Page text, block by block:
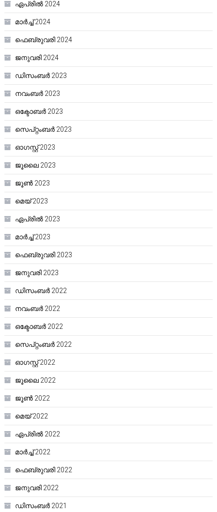
ഏപ്രിൽ 2024
മാർച്ച്‌ 2024
ഫെബ്രുവരി 2024
ജനുവരി 2024
ഡിസംബർ 2023
നവംബർ 2023
ഒക്ടോബർ 2023
സെപ്റ്റംബർ 2023
ഓഗസ്റ്റ്‌ 2023
ജൂലൈ 2023
ജൂൺ 2023
മെയ്‌ 2023
ഏപ്രിൽ 2023
മാർച്ച്‌ 2023
ഫെബ്രുവരി 2023
ജനുവരി 2023
ഡിസംബർ 2022
നവംബർ 2022
ഒക്ടോബർ 2022
സെപ്റ്റംബർ 2022
ഓഗസ്റ്റ്‌ 2022
ജൂലൈ 2022
ജൂൺ 2022
മെയ്‌ 2022
ഏപ്രിൽ 2022
മാർച്ച്‌ 2022
ഫെബ്രുവരി 2022
ജനുവരി 2022
ഡിസംബർ 2021